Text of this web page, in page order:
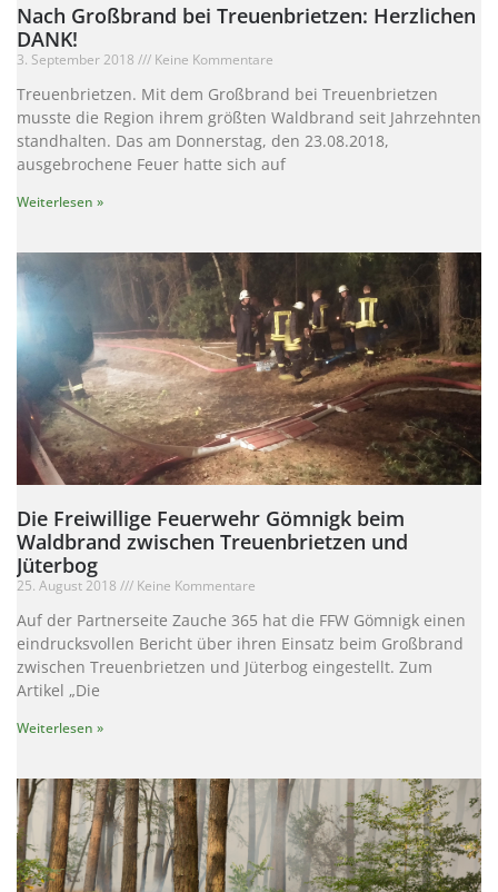
Nach Großbrand bei Treuenbrietzen: Herzlichen
DANK!
3. September 2018 Keine Kommentare
Treuenbrietzen. Mit dem Großbrand bei Treuenbrietzen
musste die Region ihrem größten Waldbrand seit Jahrzehnten
standhalten. Das am Donnerstag, den 23.08.2018,
ausgebrochene Feuer hatte sich auf
Weiterlesen »
Die Freiwillige Feuerwehr Gömnigk beim
Waldbrand zwischen Treuenbrietzen und
Jüterbog
25. August 2018 Keine Kommentare
Auf der Partnerseite Zauche 365 hat die FFW Gömnigk einen
eindrucksvollen Bericht über ihren Einsatz beim Großbrand
zwischen Treuenbrietzen und Jüterbog eingestellt. Zum
Artikel „Die
Weiterlesen »